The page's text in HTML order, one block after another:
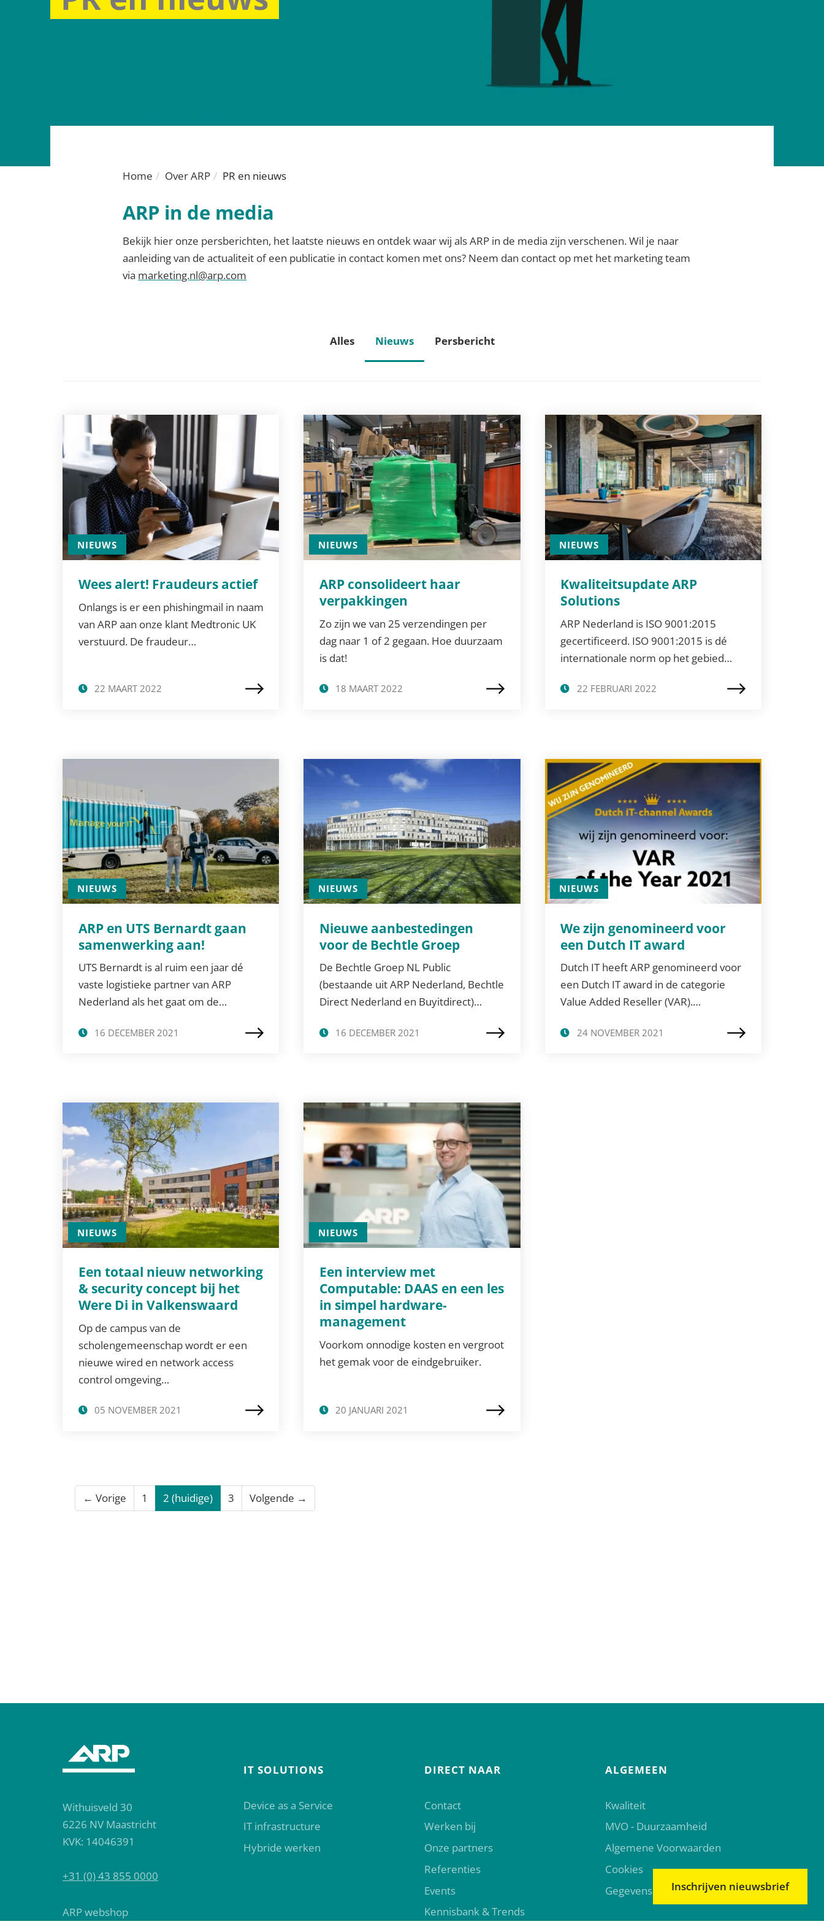
Home Over ARP PR en nieuws
ARP in de media
Bekijk hier onze persberichten, het laatste nieuws en ontdek waar wij als ARP in de media zijn verschenen. Wil je naar
aanleiding van de actualiteit of een publicatie in contact komen met ons? Neem dan contact op met het marketing team
via marketing.nl@arp.com
Alles Nieuws Persbericht
NIEUWS
Wees alert! Fraudeurs actief
Onlangs is er een phishingmail in naam
van ARP aan onze klant Medtronic UK
verstuurd. De fraudeur…
22 MAART 2022
NIEUWS
ARP consolideert haar
verpakkingen
Zo zijn we van 25 verzendingen per
dag naar 1 of 2 gegaan. Hoe duurzaam
is dat!
18 MAART 2022
NIEUWS
Kwaliteitsupdate ARP
Solutions
ARP Nederland is ISO 9001:2015
gecertificeerd. ISO 9001:2015 is dé
internationale norm op het gebied…
22 FEBRUARI 2022
NIEUWS
ARP en UTS Bernardt gaan
samenwerking aan!
UTS Bernardt is al ruim een jaar dé
vaste logistieke partner van ARP
Nederland als het gaat om de…
16 DECEMBER 2021
NIEUWS
Nieuwe aanbestedingen
voor de Bechtle Groep
De Bechtle Groep NL Public
(bestaande uit ARP Nederland, Bechtle
Direct Nederland en Buyitdirect)…
16 DECEMBER 2021
NIEUWS
We zijn genomineerd voor
een Dutch IT award
Dutch IT heeft ARP genomineerd voor
een Dutch IT award in de categorie
Value Added Reseller (VAR).…
24 NOVEMBER 2021
NIEUWS
Een totaal nieuw networking
& security concept bij het
Were Di in Valkenswaard
Op de campus van de
scholengemeenschap wordt er een
nieuwe wired en network access
control omgeving…
05 NOVEMBER 2021
NIEUWS
Een interview met
Computable: DAAS en een les
in simpel hardware-
management
Voorkom onnodige kosten en vergroot
het gemak voor de eindgebruiker.
20 JANUARI 2021
← Vorige 1 2 (huidige) 3 Volgende →
Withuisveld 30
6226 NV Maastricht
KVK: 14046391
+31 (0) 43 855 0000
ARP webshop
IT SOLUTIONS
Device as a Service
IT infrastructure
Hybride werken
DIRECT NAAR
Contact
Werken bij
Onze partners
Referenties
Events
Kennisbank & Trends
ALGEMEEN
Kwaliteit
MVO - Duurzaamheid
Algemene Voorwaarden
Cookies
GegevensbeschermingInschrijven nieuwsbrief